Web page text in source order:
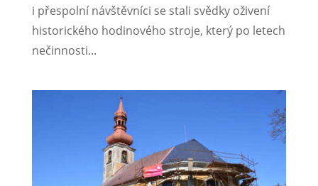
i přespolní návštěvníci se stali svědky oživení
historického hodinového stroje, který po letech
nečinnosti...